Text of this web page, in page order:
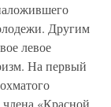
Другим
левое
На первый
«Красной